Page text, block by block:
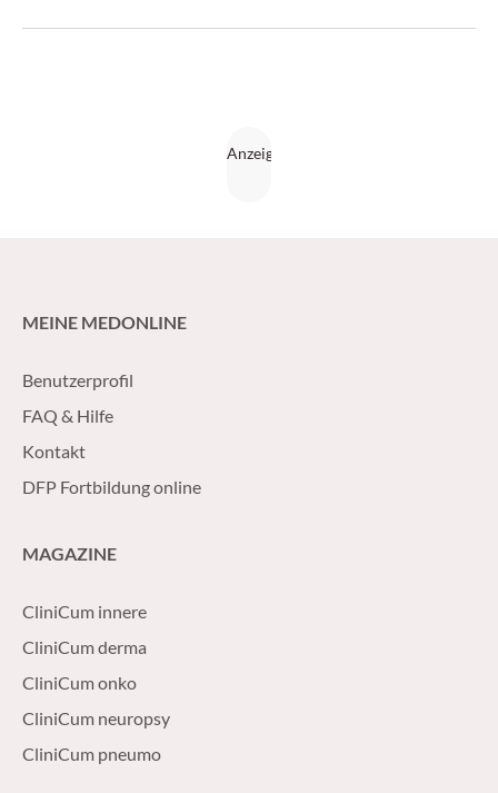
MEINE MEDONLINE
Benutzerprofil
FAQ & Hilfe
Kontakt
DFP Fortbildung online
MAGAZINE
CliniCum innere
CliniCum derma
CliniCum onko
CliniCum neuropsy
CliniCum pneumo